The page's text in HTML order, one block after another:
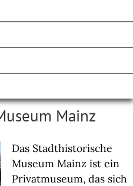
Mainz
Das Stadthistorische
Museum Mainz ist ein
Privatmuseum, das sich